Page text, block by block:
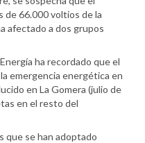
de 66.000 voltios de la
afectado a dos grupos
ha recordado que el
emergencia energética en
en La Gomera (julio de
en el resto del
que se han adoptado